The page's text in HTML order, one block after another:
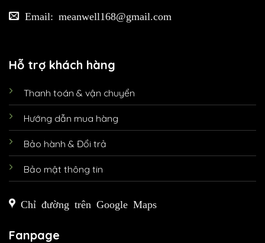
Email: meanwell168@gmail.com
Hỗ trợ khách hàng
Thanh toán & vận chuyển
Hướng dẫn mua hàng
Bảo hành & Đổi trả
Bảo mật thông tin
Chỉ đường trên Google Maps
Fanpage